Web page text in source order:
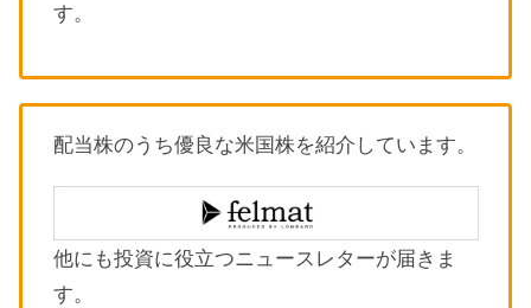
す。
配当株のうち優良な米国株を紹介しています。
他にも投資に役立つニュースレターが届きま
す。